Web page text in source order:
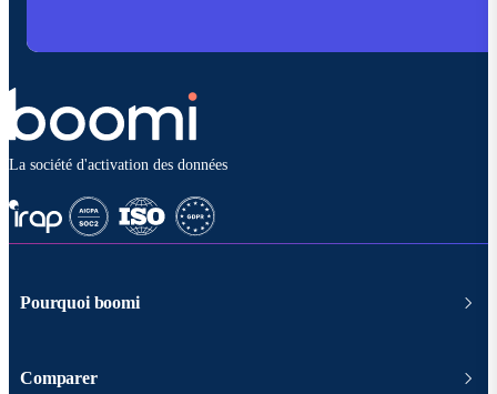
La société d'activation des données
Pourquoi boomi
Comparer